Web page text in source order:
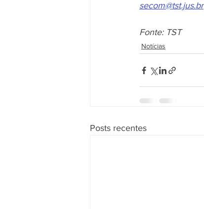
secom@tst.jus.br
Fonte: TST
Notícias
Posts recentes